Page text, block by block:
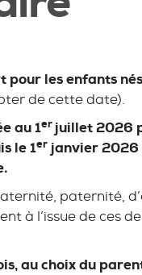
pour les enfants
de cette date).
au 1er juillet 2026
le 1er janvier 2026
paternité,
à l’issue de ces
au choix du